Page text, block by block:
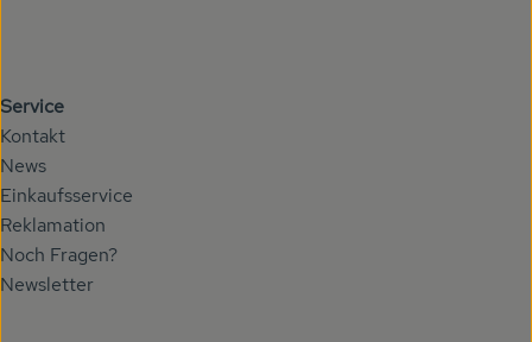
Service
Kontakt
News
Einkaufsservice
Reklamation
Noch Fragen?
Newsletter